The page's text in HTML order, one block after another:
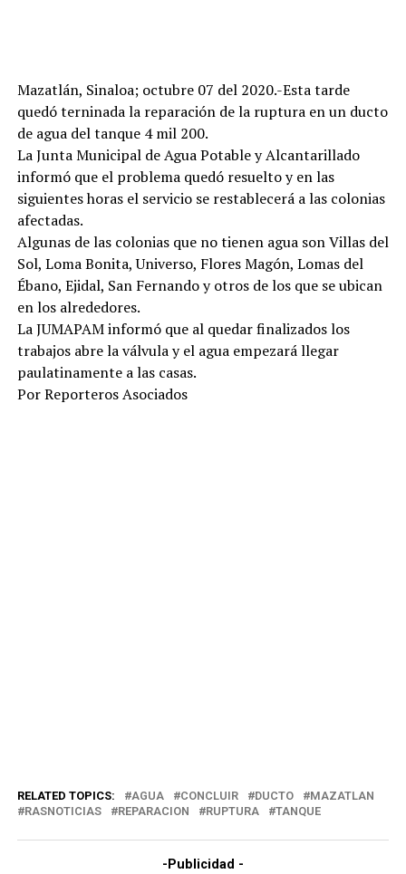
Mazatlán, Sinaloa; octubre 07 del 2020.-Esta tarde
quedó terninada la reparación de la ruptura en un ducto
de agua del tanque 4 mil 200.
La Junta Municipal de Agua Potable y Alcantarillado
informó que el problema quedó resuelto y en las
siguientes horas el servicio se restablecerá a las colonias
afectadas.
Algunas de las colonias que no tienen agua son Villas del
Sol, Loma Bonita, Universo, Flores Magón, Lomas del
Ébano, Ejidal, San Fernando y otros de los que se ubican
en los alrededores.
La JUMAPAM informó que al quedar finalizados los
trabajos abre la válvula y el agua empezará llegar
paulatinamente a las casas.
Por Reporteros Asociados
RELATED TOPICS: AGUA CONCLUIR DUCTO
MAZATLAN
RASNOTICIAS
REPARACION RUPTURA TANQUE
-Publicidad -